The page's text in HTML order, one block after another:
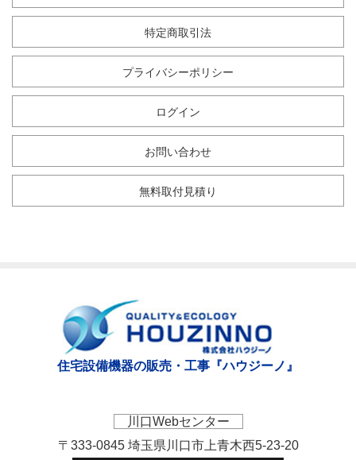
特定商取引法
プライバシーポリシー
ログイン
お問い合わせ
無料取付見積り
住宅設備機器の販売・工事『ハウジーノ』
川口Webセンター
〒333-0845 埼玉県川口市上青木西5-23-20